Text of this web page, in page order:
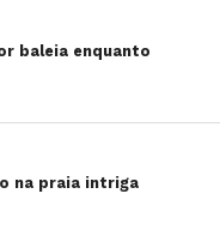
baleia enquanto
na praia intriga